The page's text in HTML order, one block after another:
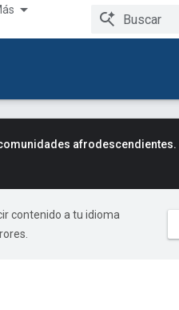
afrodescendientes.
contenido a tu idioma